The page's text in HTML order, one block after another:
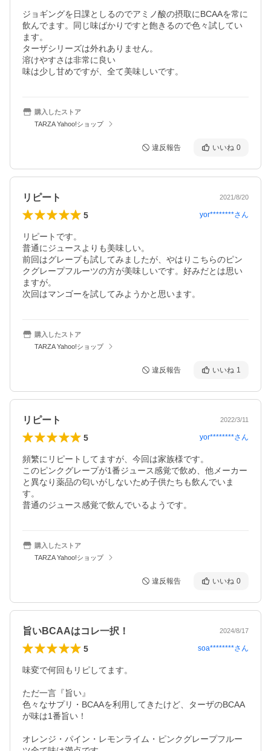
ジョギングを日課としるのでアミノ酸の摂取にBCAAを常に
飲んでます。同じ味ばかりですと飽きるので色々試してい
ます。
ターザシリーズは外れありません。
溶けやすさは非常に良い
味は少し甘めですが、全て美味しいです。
購入したストア
TARZA Yahoo!ショップ
違反報告 いいね 0
リピート 2021/8/20
5 yor********さん
リピートです。
普通にジュースよりも美味しい。
前回はグレープも試してみましたが、やはりこちらのピン
クグレープフルーツの方が美味しいです。好みだとは思い
ますが。
次回はマンゴーを試してみようかと思います。
購入したストア
TARZA Yahoo!ショップ
違反報告 いいね 1
リピート 2022/3/11
5 yor********さん
頻繁にリピートしてますが、今回は家族様です。
このピンクグレープが1番ジュース感覚で飲め、他メーカー
と異なり薬品の匂いがしないため子供たちも飲んでいま
す。
普通のジュース感覚で飲んでいるようです。
購入したストア
TARZA Yahoo!ショップ
違反報告 いいね 0
旨いBCAAはコレ一択！ 2024/8/17
5 soa********さん
味変で何回もリピしてます。
ただ一言『旨い』
色々なサプリ・BCAAを利用してきたけど、ターザのBCAA
が味は1番旨い！
オレンジ・パイン・レモンライム・ピンクグレープフルー